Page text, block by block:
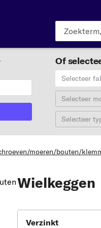
Of
Selecteer
Selecteer
Selecteer
moeren/bouten/
Wielkeggen
Verzinkt